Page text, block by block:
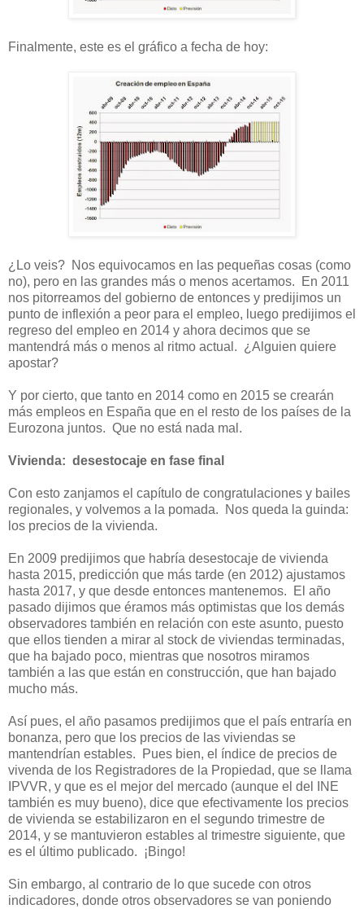
Finalmente, este es el gráfico a fecha de hoy:
¿Lo veis? Nos equivocamos en las pequeñas cosas (como
no), pero en las grandes más o menos acertamos. En 2011
nos pitorreamos del gobierno de entonces y predijimos un
punto de inflexión a peor para el empleo, luego predijimos el
regreso del empleo en 2014 y ahora decimos que se
mantendrá más o menos al ritmo actual. ¿Alguien quiere
apostar?
Y por cierto, que tanto en 2014 como en 2015 se crearán
más empleos en España que en el resto de los países de la
Eurozona juntos. Que no está nada mal.
Vivienda: desestocaje en fase final
Con esto zanjamos el capítulo de congratulaciones y bailes
regionales, y volvemos a la pomada. Nos queda la guinda:
los precios de la vivienda.
En 2009 predijimos que habría desestocaje de vivienda
hasta 2015, predicción que más tarde (en 2012) ajustamos
hasta 2017, y que desde entonces mantenemos. El año
pasado dijimos que éramos más optimistas que los demás
observadores también en relación con este asunto, puesto
que ellos tienden a mirar al stock de viviendas terminadas,
que ha bajado poco, mientras que nosotros miramos
también a las que están en construcción, que han bajado
mucho más.
Así pues, el año pasamos predijimos que el país entraría en
bonanza, pero que los precios de las viviendas se
mantendrían estables. Pues bien, el índice de precios de
vivenda de los Registradores de la Propiedad, que se llama
IPVVR, y que es el mejor del mercado (aunque el del INE
también es muy bueno), dice que efectivamente los precios
de vivienda se estabilizaron en el segundo trimestre de
2014, y se mantuvieron estables al trimestre siguiente, que
es el último publicado. ¡Bingo!
Sin embargo, al contrario de lo que sucede con otros
indicadores, donde otros observadores se van poniendo